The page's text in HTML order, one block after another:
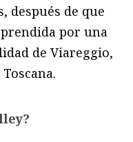
después de que
por una
de Viareggio,